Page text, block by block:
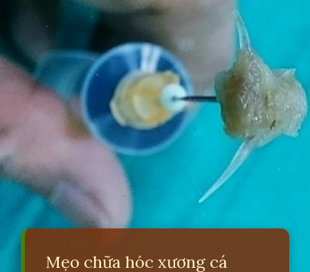
Mẹo chữa hóc xương cá